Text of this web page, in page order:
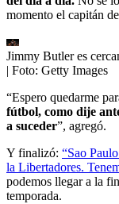
momento el capitán
Jimmy Butler es
| Foto: Getty Images
“Espero quedarme
fútbol, como dije
a suceder”, agregó.
Y finalizó: “Sao
la Libertadores.
podemos llegar a la
temporada.